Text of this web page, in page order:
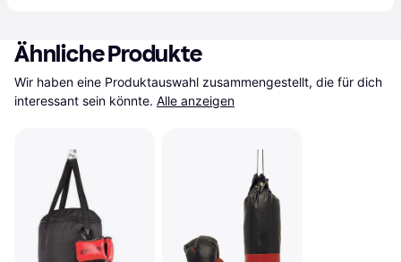
Ähnliche Produkte
Wir haben eine Produktauswahl zusammengestellt, die für dich
interessant sein könnte. Alle anzeigen